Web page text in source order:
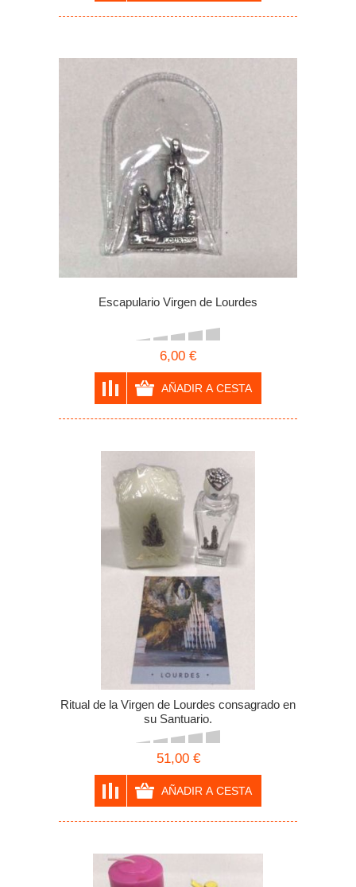
Escapulario Virgen de Lourdes
6,00 €
Ritual de la Virgen de Lourdes consagrado en
su Santuario.
51,00 €